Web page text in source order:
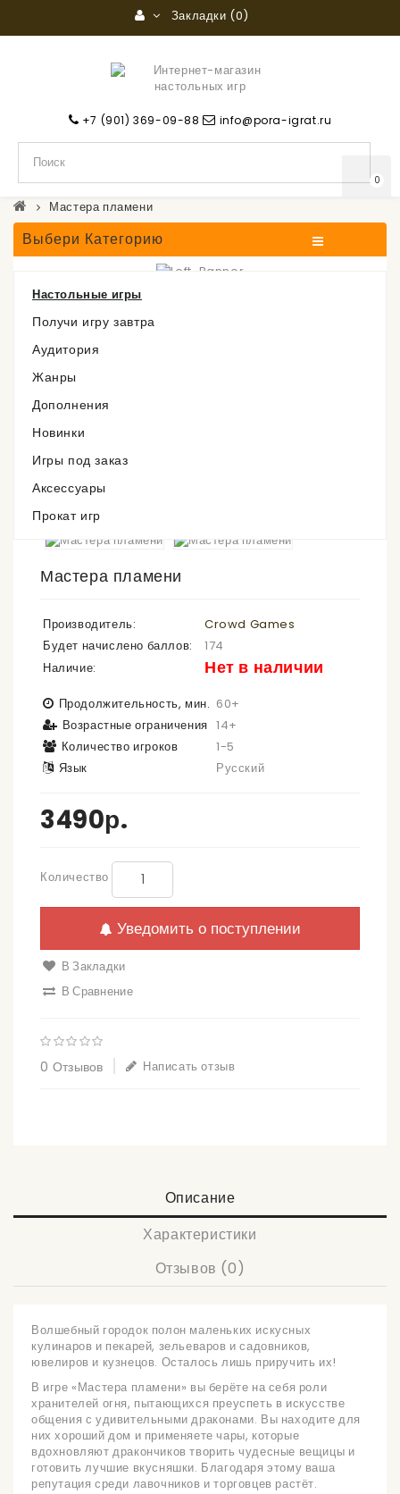
Закладки (0)
0
+7 (901) 369-09-88 info@pora-igrat.ru
Мастера пламени
Выбери Категорию
Настольные игры
Получи игру завтра
Аудитория
Жанры
Дополнения
Новинки
Игры под заказ
Аксессуары
Прокат игр
Мастера пламени
Нет в наличии
Мастера пламени
Производитель:
Crowd Games
Будет начислено баллов:
174
Наличие:
Нет в наличии
Продолжительность, мин. 60+
Возрастные ограничения 14+
Количество игроков
1-5
Язык
Русский
3490р.
Количество
Уведомить о поступлении
В Закладки
В Сравнение
0 Отзывов Написать отзыв
Описание
Характеристики
Отзывов (0)
Волшебный городок полон маленьких искусных
кулинаров и пекарей, зельеваров и садовников,
ювелиров и кузнецов. Осталось лишь приручить их!
В игре «Мастера пламени» вы берёте на себя роли
хранителей огня, пытающихся преуспеть в искусстве
общения с удивительными драконами. Вы находите для
них хороший дом и применяете чары, которые
вдохновляют дракончиков творить чудесные вещицы и
готовить лучшие вкусняшки. Благодаря этому ваша
репутация среди лавочников и торговцев растёт.